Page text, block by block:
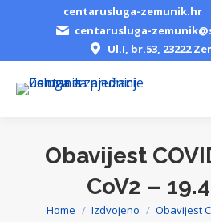
centarusluga-zemunik.hr
centarusluga-
Ul.I, br.53, 23222
Obavijest
CoV2 –
You are here:
Home Izdvojeno Obavijest